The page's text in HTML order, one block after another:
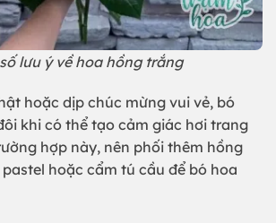
lưu ý về hoa hồng trắng
hoặc dịp chúc mừng vui vẻ, bó
khi có thể tạo cảm giác hơi trang
hợp này, nên phối thêm hồng
hoặc cẩm tú cầu để bó hoa